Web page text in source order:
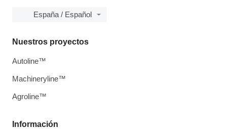
España / Español
Información
Nuestros proyectos
Autoline™
Machineryline™
Agroline™